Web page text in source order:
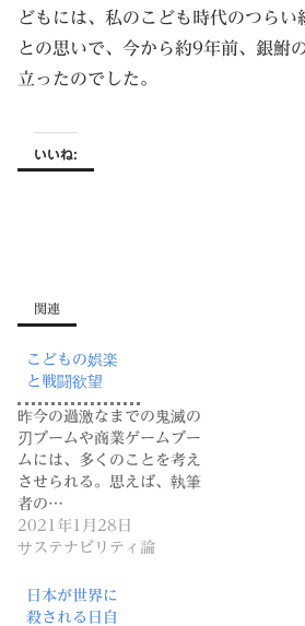
どもには、私のこども時代のつらい
との思いで、今から約9年前、銀鮒
立ったのでした。
いいね:
関連
こどもの娯楽
と戦闘欲望
昨今の過激なまでの鬼滅の
刃ブームや商業ゲームブー
ムには、多くのことを考え
させられる。思えば、執筆
者の…
2021年1月28日
サステナビリティ論
日本が世界に
殺される日自